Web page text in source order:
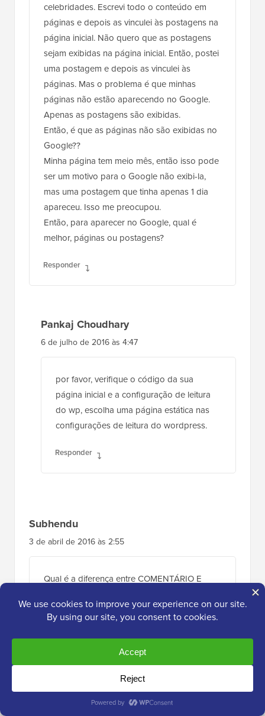
celebridades. Escrevi todo o conteúdo em
páginas e depois as vinculei às postagens na
página inicial. Não quero que as postagens
sejam exibidas na página inicial. Então, postei
uma postagem e depois as vinculei às
páginas. Mas o problema é que minhas
páginas não estão aparecendo no Google.
Apenas as postagens são exibidas.
Então, é que as páginas não são exibidas no
Google??
Minha página tem meio mês, então isso pode
ser um motivo para o Google não exibi-la,
mas uma postagem que tinha apenas 1 dia
apareceu. Isso me preocupou.
Então, para aparecer no Google, qual é
melhor, páginas ou postagens?
Responder
Pankaj Choudhary
6 de julho de 2016 às 4:47
por favor, verifique o código da sua
página inicial e a configuração de leitura
do wp, escolha uma página estática nas
configurações de leitura do wordpress.
Responder
Subhendu
3 de abril de 2016 às 2:55
Qual é a diferença entre COMENTÁRIO E
Responder
25 de maio de 2016 às 21:44